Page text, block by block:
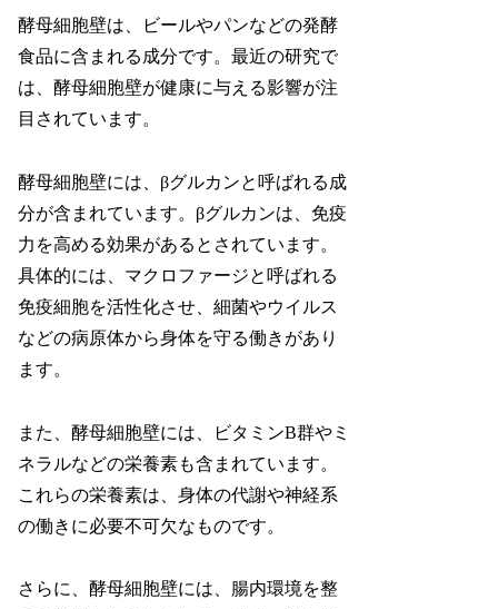
酵母細胞壁は、ビールやパンなどの発酵
食品に含まれる成分です。最近の研究で
は、酵母細胞壁が健康に与える影響が注
目されています。
酵母細胞壁には、βグルカンと呼ばれる成
分が含まれています。βグルカンは、免疫
力を高める効果があるとされています。
具体的には、マクロファージと呼ばれる
免疫細胞を活性化させ、細菌やウイルス
などの病原体から身体を守る働きがあり
ます。
また、酵母細胞壁には、ビタミンB群やミ
ネラルなどの栄養素も含まれています。
これらの栄養素は、身体の代謝や神経系
の働きに必要不可欠なものです。
さらに、酵母細胞壁には、腸内環境を整